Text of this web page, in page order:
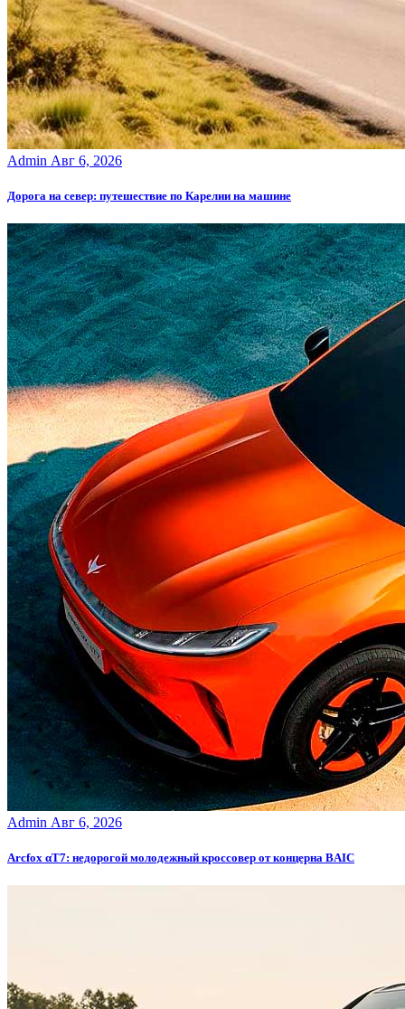
Admin Авг 6, 2026
Дорога на север: путешествие по Карелии на машине
Admin Авг 6, 2026
Arcfox αT7: недорогой молодежный кроссовер от концерна BAIC